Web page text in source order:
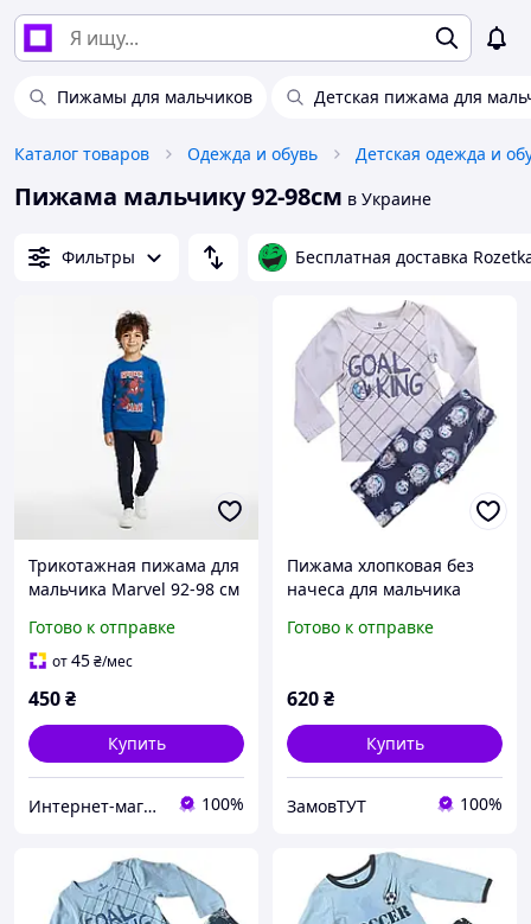
Пижамы для мальчиков Детская пижама для
Каталог товаров Одежда и обувь Детская одежда и
Пижама мальчику 92-98см в Украине
Фильтры Бесплатная доставка
Трикотажная пижама для
мальчика Marvel 92-98 см
Готово к отправке
от45₴/мес
450₴
Купить
Интернет-магазин "Детки" 100%
Пижама хлопковая без
начеса для мальчика
(2-3 года), рост 92-98 см
Готово к отправке
620₴
Купить
ЗамовТУТ 100%